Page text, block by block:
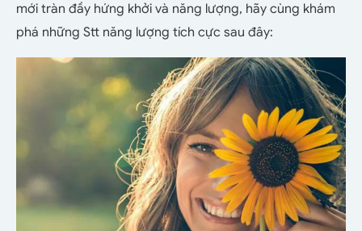
mới tràn đầy hứng khởi và năng lượng, hãy cùng khám
phá những Stt năng lượng tích cực sau đây: